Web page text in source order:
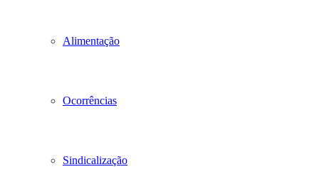
Alimentação
Ocorrências
Sindicalização